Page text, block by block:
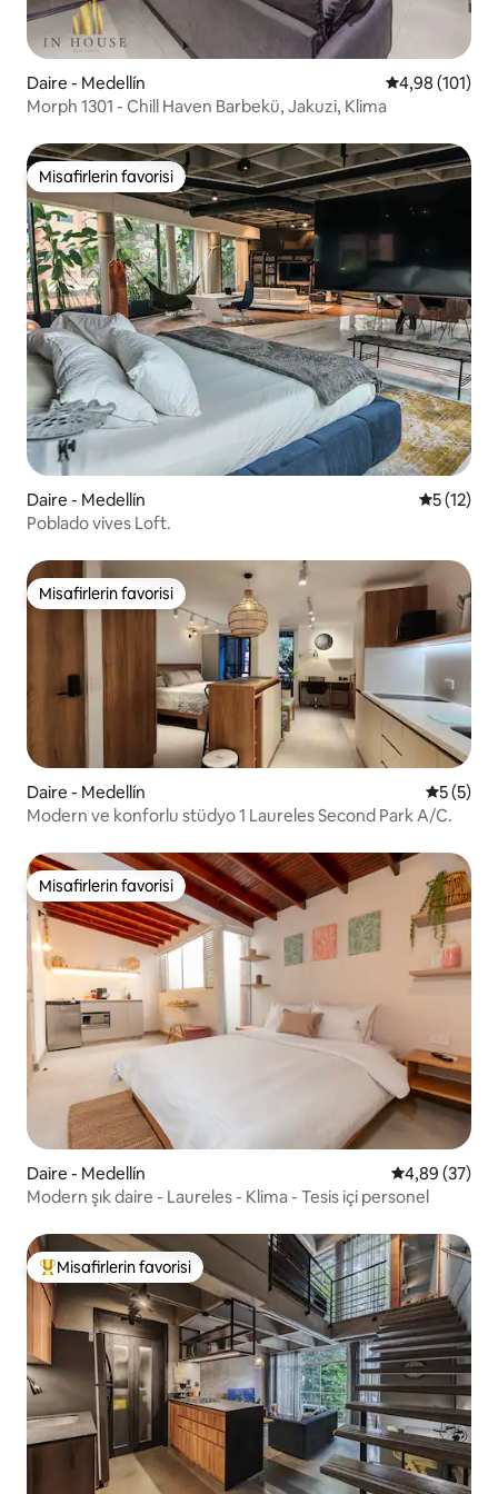
Daire - Medellín 5 üzerinden
4,98 (101)
Morph 1301 - Chill Haven Barbekü, Jakuzi, Klima
Misafirlerin favorisi
Misafirlerin favorisi
Daire - Medellín 55 (12)
Poblado vives Loft.
Misafirlerin favorisi
Misafirlerin favorisi
Daire - Medellín 55 (5)
Modern ve konforlu stüdyo 1 Laureles Second Park A/C.
Misafirlerin favorisi
Misafirlerin favorisi
Daire - Medellín 5 üzerinden
4,89 (37)
Modern şık daire - Laureles - Klima - Tesis içi personel
Misafirlerin favorilerinden en beğenilenler arasında
Misafirlerin favorisi